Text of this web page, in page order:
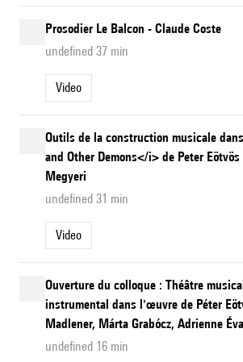
Prosodier Le Balcon - Claude Coste
undefined 37 min
Video
Outils de la construction musicale
and Other Demons</i> de Peter
Megyeri
undefined 31 min
Video
Ouverture du colloque : Théâtre
instrumental dans l'œuvre de Péter
Madlener, Márta Grabócz, Adrienne
undefined 16 min